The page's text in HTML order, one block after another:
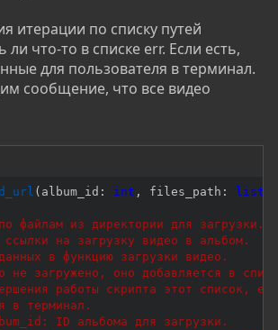
итерации по списку путей
ли что-то в списке err. Если есть,
для пользователя в терминал.
сообщение, что все видео
( album_id : int , files_path : list
файлам из директории для загрузки.
ссылки на загрузку видео в альбом.
в функцию загрузки видео.
не загружено, оно добавляется в
работы скрипта этот список,
в терминал.
ID альбома для загрузки.